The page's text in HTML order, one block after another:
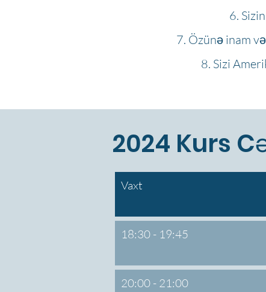
Özünə inam
Sizi
2024 Kurs
Vaxt
18:30 - 19:45
20:00 - 21:00